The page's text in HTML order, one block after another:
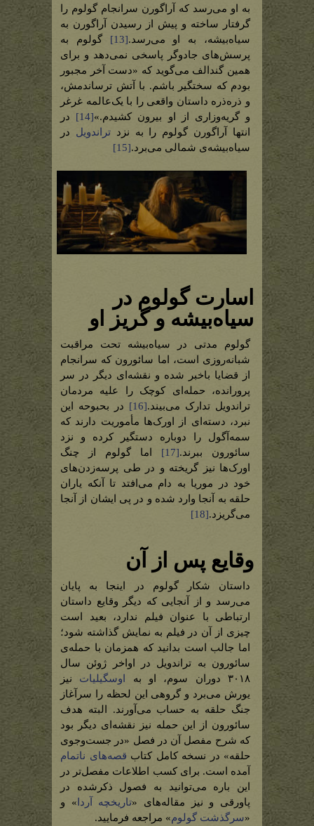
به او می‌رسد که آراگورن سرانجام گولوم را
گرفتار ساخته و پیش از رسیدن آراگورن به
سیاه‌بیشه، به او می‌رسد.[13]
گولوم به
پرسش‌های جادوگر پاسخی نمی‌دهد و برای
همین گندالف می‌گوید که «دست آخر مجبور
بودم که سختگیر باشم. با آتش ترساندمش،
و ذره‌ذره داستان واقعی را با یک‌عالمه غرغر
و گریه‌وزاری از او بیرون کشیدم.»[14]
در
انتها آراگورن گولوم را به نزدتراندویل در
سیاه‌بیشه‌ی شمالی می‌برد.[15]
اسارت گولوم در
سیاه‌بیشه و گریز او
گولوم مدتی در سیاه‌بیشه تحت مراقبت
شبانه‌روزی است، اما سائورون که سرانجام
از قضایا باخبر شده و نقشه‌ای دیگر در سر
پرورانده، حمله‌ای کوچک را علیه مردمان
تراندویل تدارک می‌بیند.[16]
در بحبوحه این
نبرد، دسته‌ای از اورک‌ها مأموریت دارند که
سمه‌آگول را دوباره دستگیر کرده و نزد
سائورون ببرند.[17]
اما گولوم از چنگ
اورک‌ها نیز گریخته و در طی پرسه‌زدن‌های
خود در موریا به دام می‌افتد تا آنکه یاران
حلقه به آنجا وارد شده و در پی ایشان از آنجا
می‌گریزد.[18]
وقایع پس از آن
داستان شکار گولوم در اینجا به پایان
می‌رسد و از آنجایی که دیگر وقایع داستان
ارتباطی با عنوان فیلم ندارد، بعید است
چیزی از آن در فیلم به نمایش گذاشته شود؛
اما جالب است بدانید که همزمان با حمله‌ی
سائورون به تراندویل در اواخر ژوئن سال
۳۰۱۸ دوران سوم، او به
اوسگیلیات نیز
یورش می‌برد و گروهی این لحظه را سرآغاز
جنگ حلقه به حساب می‌آورند. البته هدف
سائورون از این حمله نیز نقشه‌ای دیگر بود
که شرح مفصل آن در فصل «در جست‌وجوی
حلقه» در نسخه کامل کتاب قصه‌های ناتمام
آمده است. برای کسب اطلاعات مفصل‌تر در
این باره می‌توانید به فصول ذکرشده در
پاورقی و نیز مقاله‌های «تاریخچه آردا » و
«سرگذشت گولوم» مراجعه فرمایید.